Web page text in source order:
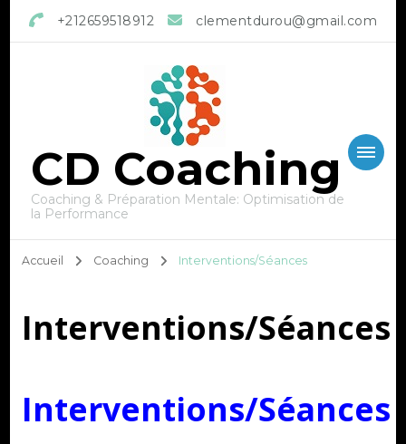
+212659518912 clementdurou@gmail.com
CD Coaching
Coaching & Préparation Mentale: Optimisation de
la Performance
Accueil Coaching Interventions/Séances
Interventions/Séances
Interventions/Séances